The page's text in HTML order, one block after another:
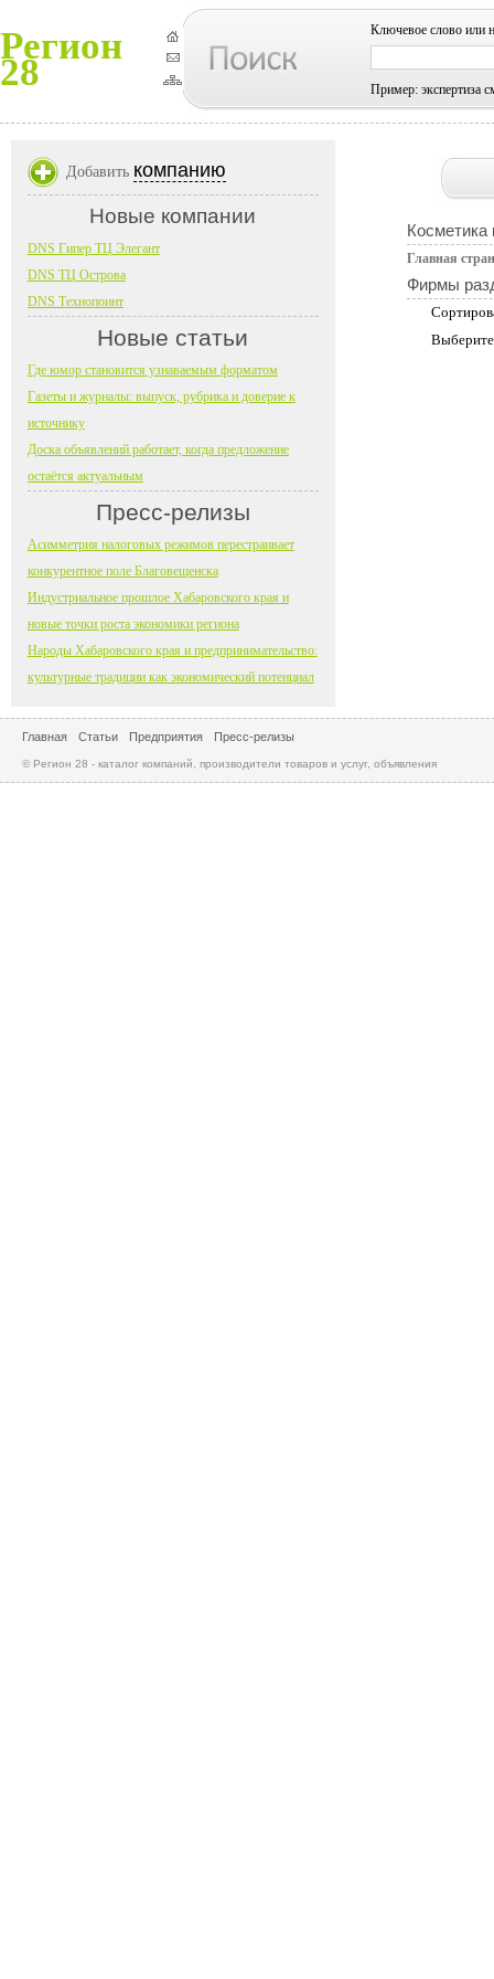
Регион
28
Ключевое слово или
Пример: экспертиза
Главная
Фирмы
Добавить компанию
Новые компании
DNS Гипер ТЦ Элегант
DNS ТЦ Острова
DNS Технопоинт
Новые статьи
Где юмор становится узнаваемым форматом
Газеты и журналы: выпуск, рубрика и доверие к
источнику
Доска объявлений работает, когда предложение
остаётся актуальным
Пресс-релизы
Асимметрия налоговых режимов перестраивает
конкурентное поле Благовещенска
Индустриальное прошлое Хабаровского края и
новые точки роста экономики региона
Народы Хабаровского края и предпринимательство:
культурные традиции как экономический потенциал
Главная Статьи Предприятия Пресс-релизы
© Регион 28 - каталог компаний, производители товаров и услуг, объявления